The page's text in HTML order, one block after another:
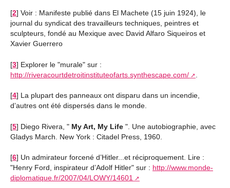
[2] Voir : Manifeste publié dans El Machete (15 juin 1924), le
journal du syndicat des travailleurs techniques, peintres et
sculpteurs, fondé au Mexique avec David Alfaro Siqueiros et
Xavier Guerrero
[3] Explorer le "murale" sur :
http://riveracourtdetroitinstituteofarts.synthescape.com/
[4] La plupart des panneaux ont disparu dans un incendie,
d’autres ont été dispersés dans le monde.
[5] Diego Rivera, " My Art, My Life ". Une autobiographie, avec
Gladys March. New York : Citadel Press, 1960.
[6] Un admirateur forcené d’Hitler...et réciproquement. Lire :
"Henry Ford, inspirateur d’Adolf Hitler" sur : http://www.monde-
diplomatique.fr/2007/04/LOWY/14601